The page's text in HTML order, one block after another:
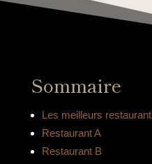
Sommaire
Les meilleurs
Restaurant A
Restaurant B